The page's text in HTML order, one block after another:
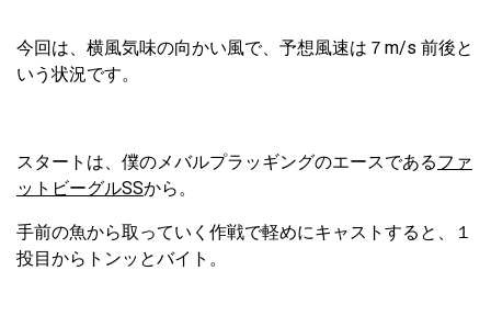
今回は、横風気味の向かい風で、予想風速は７m/s 前後と
いう状況です。
スタートは、僕のメバルプラッギングのエースであるファ
ットビーグルSSから。
手前の魚から取っていく作戦で軽めにキャストすると、１
投目からトンッとバイト。